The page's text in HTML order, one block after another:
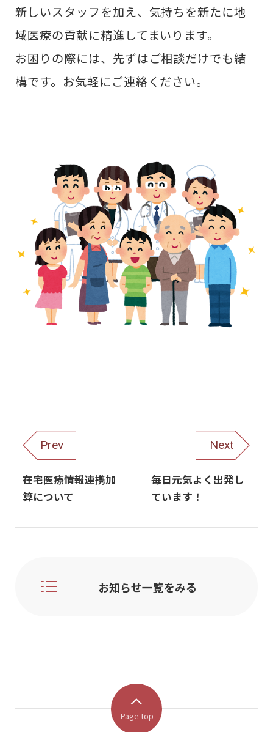
新しいスタッフを加え、気持ちを新たに地
域医療の貢献に精進してまいります。
お困りの際には、先ずはご相談だけでも結
構です。お気軽にご連絡ください。
Prev
在宅医療情報連携加
算について
Next
毎日元気よく出発し
ています！
お知らせ一覧をみる
Page top